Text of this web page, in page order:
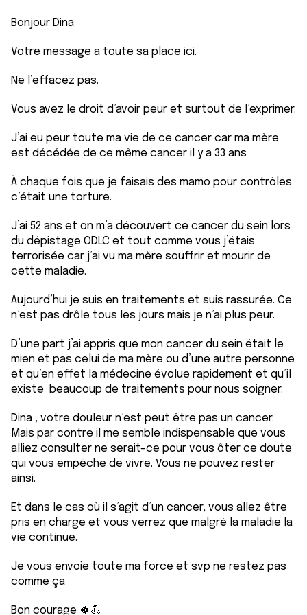
Bonjour Dina
Votre message a toute sa place ici.
Ne l’effacez pas.
Vous avez le droit d’avoir peur et surtout de l’exprimer.
J’ai eu peur toute ma vie de ce cancer car ma mère
est décédée de ce même cancer il y a 33 ans
À chaque fois que je faisais des mamo pour contrôles
c’était une torture.
J’ai 52 ans et on m’a découvert ce cancer du sein lors
du dépistage ODLC et tout comme vous j’étais
terrorisée car j’ai vu ma mère souffrir et mourir de
cette maladie.
Aujourd’hui je suis en traitements et suis rassurée. Ce
n’est pas drôle tous les jours mais je n’ai plus peur.
D’une part j’ai appris que mon cancer du sein était le
mien et pas celui de ma mère ou d’une autre personne
et qu’en effet la médecine évolue rapidement et qu’il
existe beaucoup de traitements pour nous soigner.
Dina , votre douleur n’est peut être pas un cancer.
Mais par contre il me semble indispensable que vous
alliez consulter ne serait-ce pour vous ôter ce doute
qui vous empêche de vivre. Vous ne pouvez rester
ainsi.
Et dans le cas où il s’agit d’un cancer, vous allez être
pris en charge et vous verrez que malgré la maladie la
vie continue.
Je vous envoie toute ma force et svp ne restez pas
comme ça
Bon courage 🍀💪